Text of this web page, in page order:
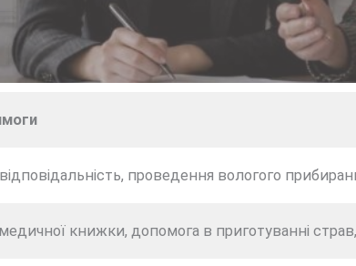
проведення вологого
книжки, допомога в приготуванні